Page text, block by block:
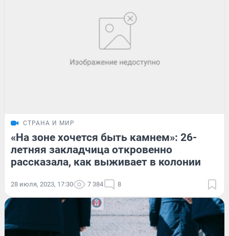
СТРАНА И МИР
«На зоне хочется быть камнем»: 26-
летняя закладчица откровенно
рассказала, как выживает в колонии
28 июля, 2023, 17:30 7 384 8